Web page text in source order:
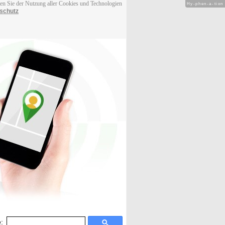
Sie der Nutzung aller Cookies und Technologien
Hy-phen-a-tion